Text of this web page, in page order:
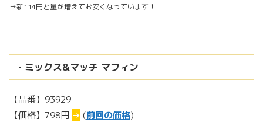
→新114円と量が増えてお安くなっています！
・ミックス&マッチ マフィン
【品番】93929
【価格】798円 → (前回の価格)